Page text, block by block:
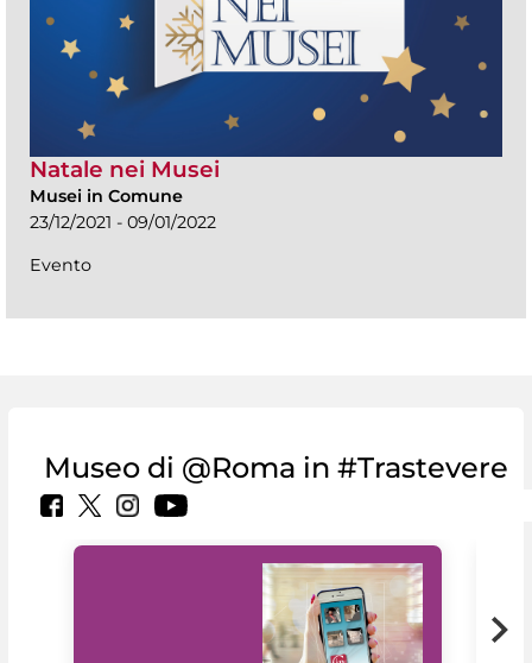
Natale nei Musei
Musei in Comune
23/12/2021 - 09/01/2022
Evento
Museo di @Roma in #Trastevere